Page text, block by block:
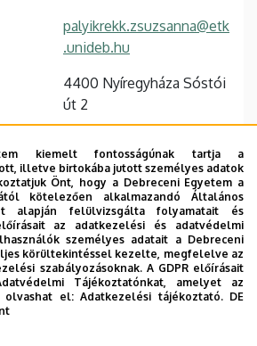
palyikrekk.zsuzsanna@etk
.unideb.hu
4400 Nyíregyháza Sóstói
út 2
"B" épület(labor)
Tudóstér profil
igénylése a DE
kiemelt fontosságúnak tartja a
illetve birtokába jutott személyes adatok
Önt, hogy a Debreceni Egyetem a
kötelezően alkalmazandó Általános
alapján felülvizsgálta folyamatait és
az adatkezelési és adatvédelmi
személyes adatait a Debreceni
körültekintéssel kezelte, megfelelve az
szabályozásoknak. A GDPR előírásait
Tájékoztatónkat, amelyet az
olvashat el:Adatkezelési tájékoztató. DE